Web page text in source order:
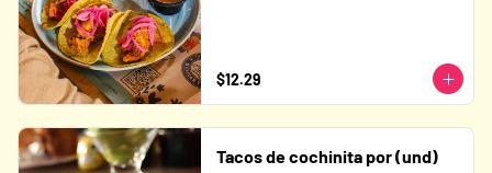
$12.29
Tacos de cochinita por (und)